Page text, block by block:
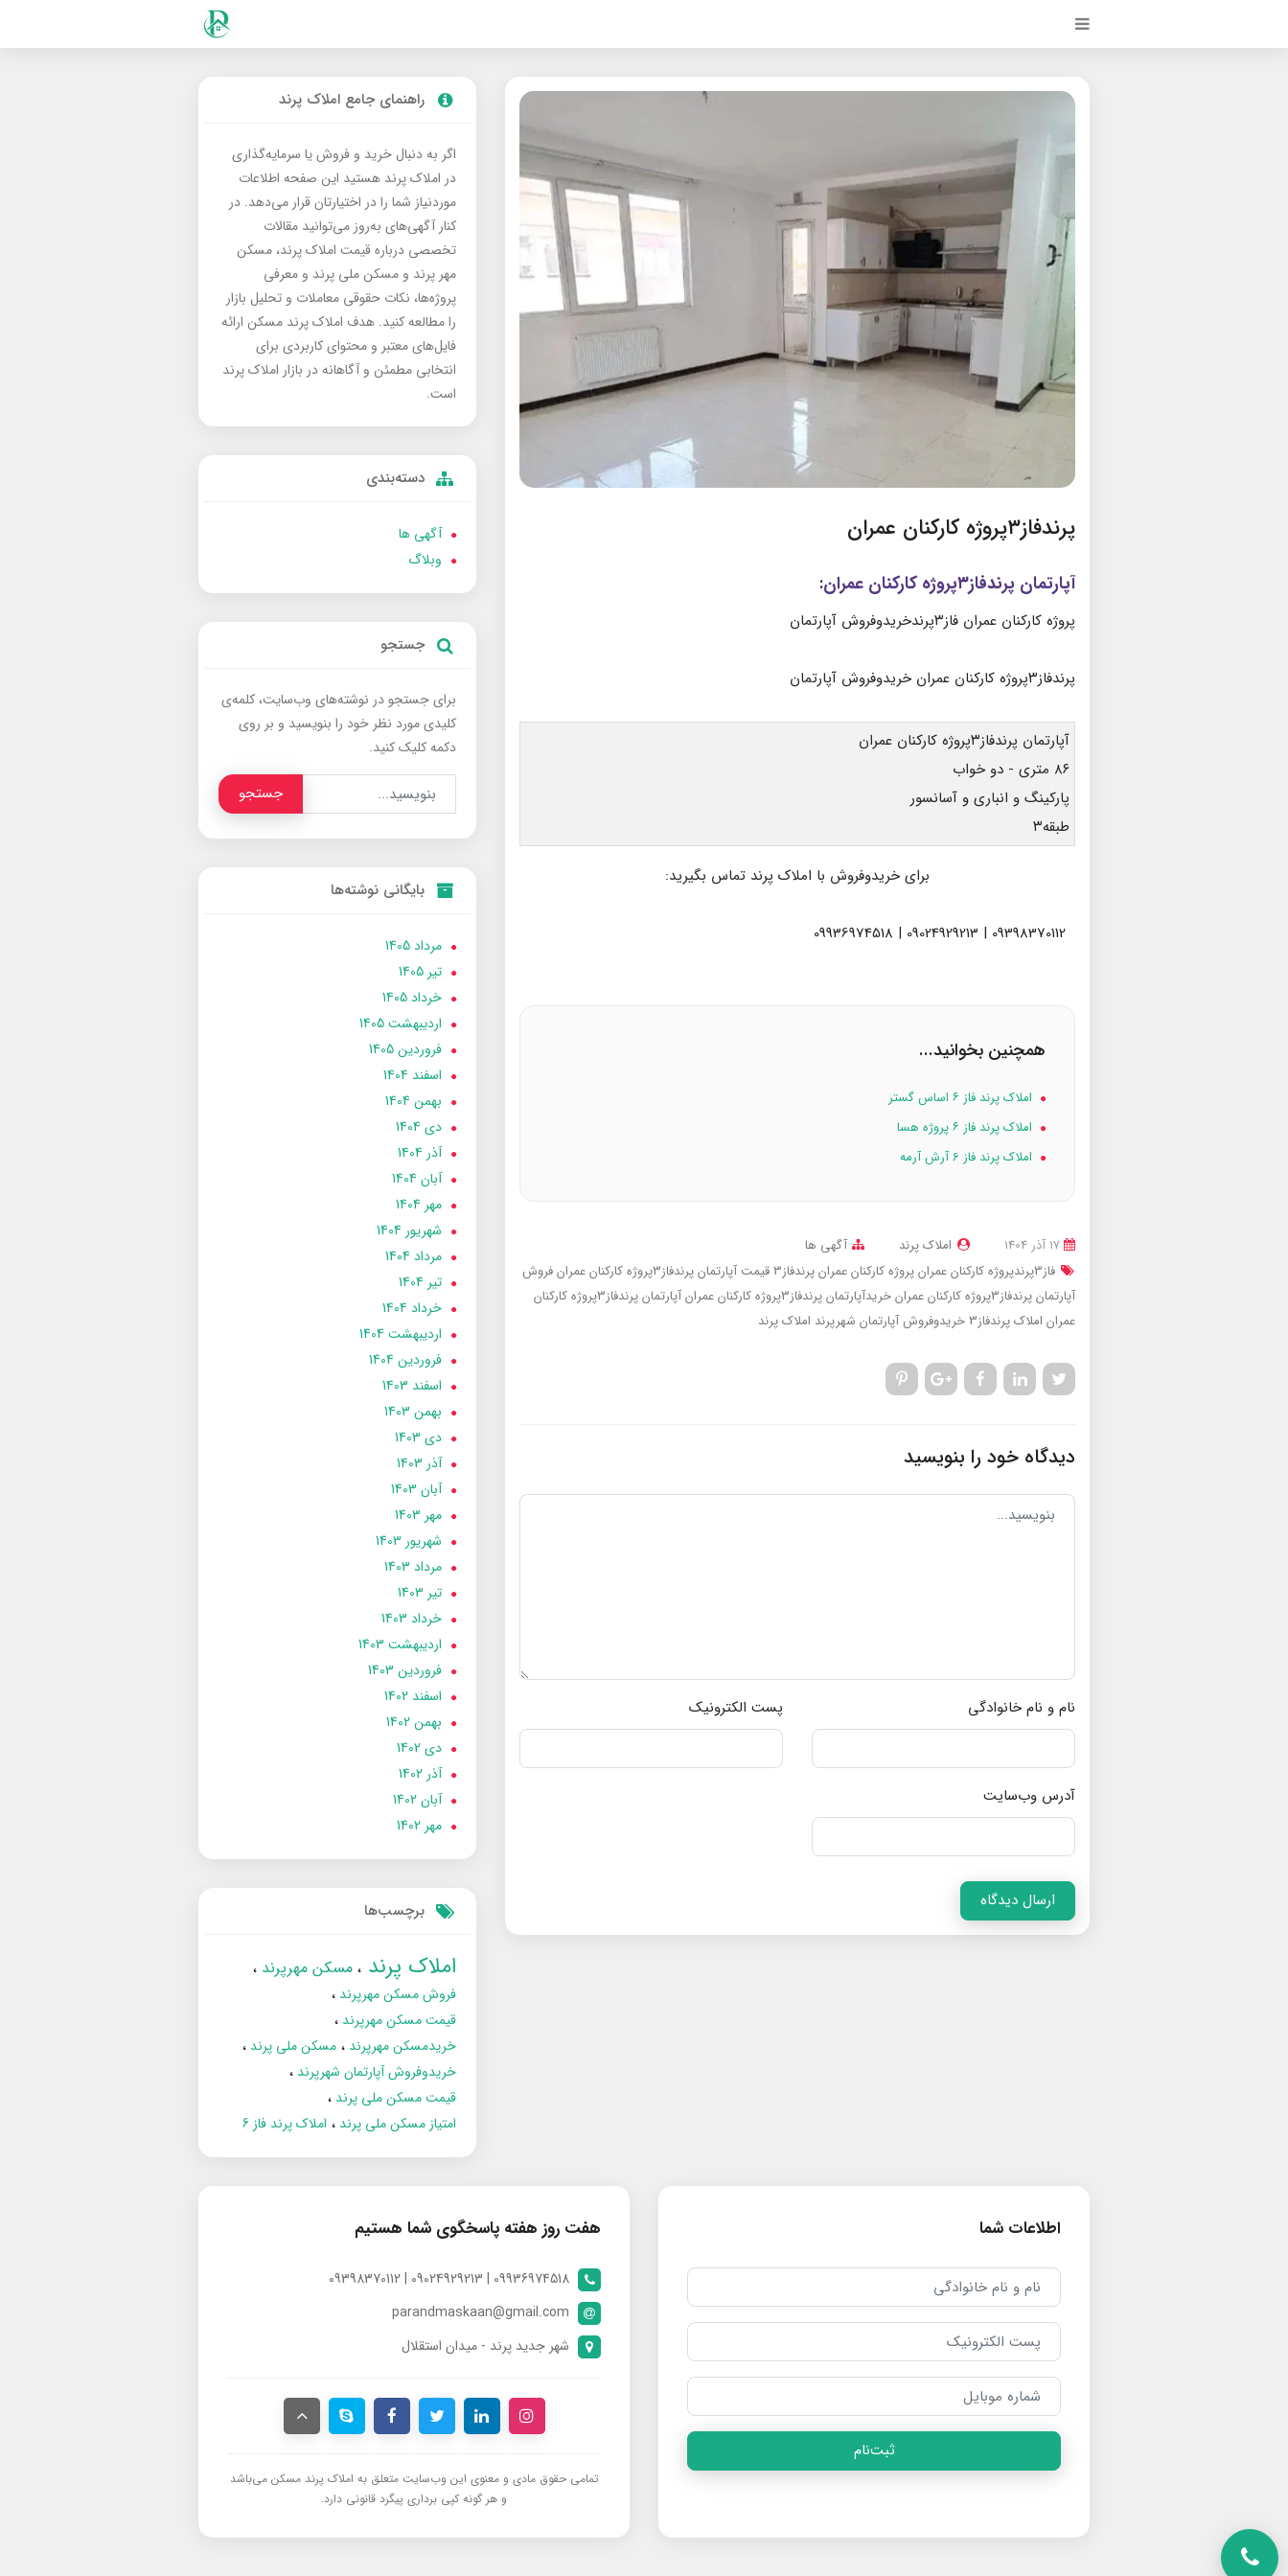
پرندفاز۳پروژه کارکنان عمران
آپارتمان پرندفاز۳پروژه کارکنان عمران :
پروژه کارکنان عمران فاز۳پرندخریدوفروش آپارتمان
پرندفاز۳پروژه کارکنان عمران خریدوفروش آپارتمان
آپارتمان پرندفاز۳پروژه کارکنان عمران
۸۶ متری - دو خواب
پارکینگ و انباری و آسانسور
طبقه۳
برای خریدوفروش با املاک پرند تماس بگیرید:
همچنین بخوانید...
املاک پرند فاز ۶ اساس گستر
املاک پرند فاز ۶ پروژه هسا
املاک پرند فاز 6 آرش آرمه
املاک پرند
آگهی ها
فاز3پرندپروژه کارکنان عمران
پروژه کارکنان عمران پرندفاز3 قیمت آپارتمان پرندفاز3پروژه کارکنان عمران
فروش
آپارتمان پرندفاز3پروژه کارکنان عمران
خریدآپارتمان پرندفاز3پروژه کارکنان عمران
آپارتمان پرندفاز3پروژه کارکنان
عمران املاک پرندفاز3 خریدوفروش آپارتمان شهرپرند املاک پرند
دیدگاه خود را بنویسید
نام و نام خانوادگی پست الکترونیک
آدرس وب‌سایت
ارسال دیدگاه
راهنمای جامع املاک پرند
اگر به دنبال خرید و فروش یا سرمایه‌گذاری
در املاک پرند هستید این صفحه اطلاعات
موردنیاز شما را در اختیارتان قرار می‌دهد. در
کنار آگهی‌های به‌روز می‌توانید مقالات
تخصصی درباره قیمت املاک پرند، مسکن
مهر پرند و مسکن ملی پرند و معرفی
پروژه‌ها، نکات حقوقی معاملات و تحلیل بازار
را مطالعه کنید. هدف املاک پرند مسکن ارائه
فایل‌های معتبر و محتوای کاربردی برای
انتخابی مطمئن و آگاهانه در بازار املاک پرند
است.
دسته‌بندی
آگهی ها
وبلاگ
جستجو
برای جستجو در نوشته‌های وب‌سایت، کلمه‌ی
کلیدی مورد نظر خود را بنویسید و بر روی
دکمه کلیک کنید.
جستجو
بایگانی نوشته‌ها
مرداد 1405
تير 1405
خرداد 1405
ارديبهشت 1405
فروردین 1405
اسفند 1404
بهمن 1404
دی 1404
آذر 1404
آبان 1404
مهر 1404
شهریور 1404
مرداد 1404
تير 1404
خرداد 1404
ارديبهشت 1404
فروردین 1404
اسفند 1403
بهمن 1403
دی 1403
آذر 1403
آبان 1403
مهر 1403
شهریور 1403
مرداد 1403
تير 1403
خرداد 1403
ارديبهشت 1403
فروردین 1403
اسفند 1402
بهمن 1402
دی 1402
آذر 1402
آبان 1402
مهر 1402
برچسب‌ها
املاک پرند مسکن مهرپرند
فروش مسکن مهرپرند
قیمت مسکن مهرپرند
خریدمسکن مهرپرند
مسکن ملی پرند
خریدوفروش آپارتمان شهرپرند
قیمت مسکن ملی پرند
امتیاز مسکن ملی پرند
املاک پرند فاز 6
اطلاعات شما
ثبت‌نام
هفت روز هفته پاسخگوی شما هستیم
09936974518 | 09024929213 | 09398370112
parandmaskaan@gmail.com
شهر جدید پرند - میدان استقلال
تمامی حقوق مادی و معنوی این وب‌سایت متعلق به املاک پرند مسکن می‌باشد
و هر گونه کپی برداری پیگرد قانونی دارد.